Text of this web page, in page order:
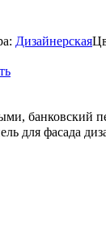
Дизайнерская
банковский
для фасада